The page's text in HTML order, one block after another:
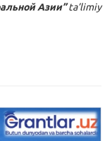
Азии”ta’limiy